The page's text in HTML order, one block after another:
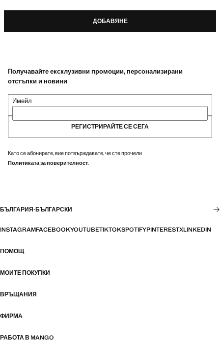
ДОБАВЯНЕ
Получавайте ексклузивни промоции, персонализирани
отстъпки и новини
Имейл
РЕГИСТРИРАЙТЕ СЕ СЕГА
Като се абонирате, вие потвърждавате, че сте прочели
Политиката за поверителност.
БЪЛГАРИЯ·БЪЛГАРСКИ
INSTAGRAMFACEBOOKYOUTUBETIKTOKSPOTIFYPINTERESTXLINKEDIN
ПОМОЩ
МОИТЕ ПОКУПКИ
ВРЪЩАНИЯ
ФИРМА
РАБОТА В MANGO